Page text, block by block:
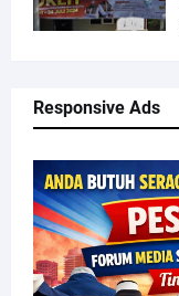
Responsive Ads